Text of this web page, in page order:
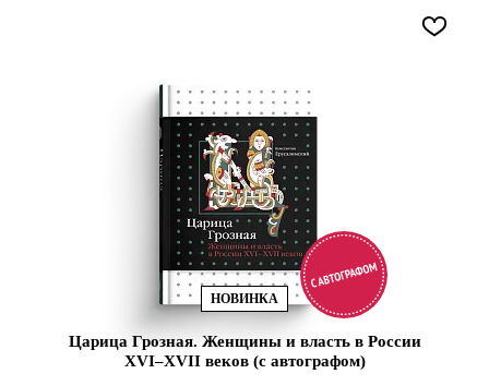
НОВИНКА
Царица Грозная. Женщины и власть в России
XVI–XVII веков (с автографом)